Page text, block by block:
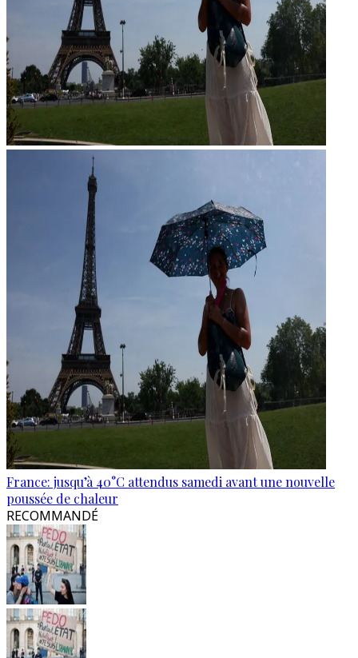
France: jusqu’à 40°C attendus samedi avant une nouvelle
poussée de chaleur
RECOMMANDÉ